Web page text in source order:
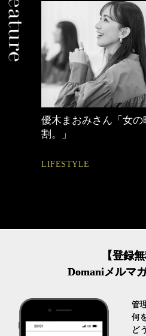
優木まおみさん「女の
割。」
LIFESTYLE
【登録無
Domaniメルマ
管
何
ど